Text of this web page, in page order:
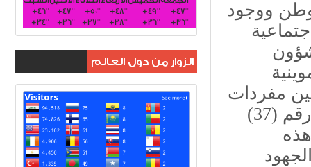
ووجود
مفردات
البطاقة التموينية وبموجب أحكام قانون الوزارة رقم (37)
هذه
+46° +47° +50° +48° +49° +47°
+34° +36° +37° +38° +36° +36°
الزوار من دول العالم